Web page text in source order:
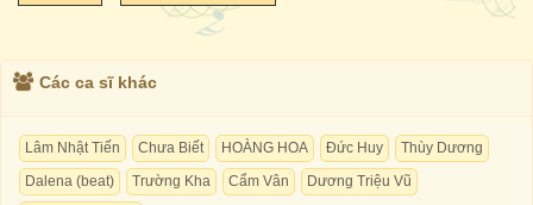
Các ca sĩ khác
Lâm Nhật Tiến Chưa Biết HOÀNG HOA Đức Huy
Thùy Dương
Dalena (beat)
Trường Kha Cẩm Vân
Dương Triệu Vũ